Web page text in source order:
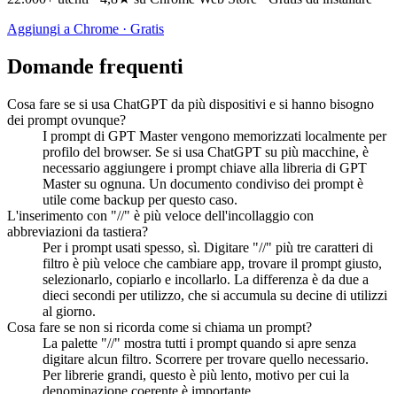
Aggiungi a Chrome · Gratis
Domande frequenti
Cosa fare se si usa ChatGPT da più dispositivi e si hanno bisogno
dei prompt ovunque?
I prompt di GPT Master vengono memorizzati localmente per
profilo del browser. Se si usa ChatGPT su più macchine, è
necessario aggiungere i prompt chiave alla libreria di GPT
Master su ognuna. Un documento condiviso dei prompt è
utile come backup per questo caso.
L'inserimento con "//" è più veloce dell'incollaggio con
abbreviazioni da tastiera?
Per i prompt usati spesso, sì. Digitare "//" più tre caratteri di
filtro è più veloce che cambiare app, trovare il prompt giusto,
selezionarlo, copiarlo e incollarlo. La differenza è da due a
dieci secondi per utilizzo, che si accumula su decine di utilizzi
al giorno.
Cosa fare se non si ricorda come si chiama un prompt?
La palette "//" mostra tutti i prompt quando si apre senza
digitare alcun filtro. Scorrere per trovare quello necessario.
Per librerie grandi, questo è più lento, motivo per cui la